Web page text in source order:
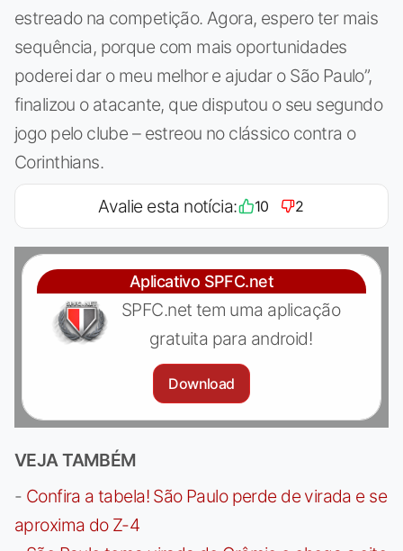
estreado na competição. Agora, espero ter mais
sequência, porque com mais oportunidades
poderei dar o meu melhor e ajudar o São Paulo”,
finalizou o atacante, que disputou o seu segundo
jogo pelo clube – estreou no clássico contra o
Corinthians.
Avalie esta notícia: 10 2
Aplicativo SPFC.net
SPFC.net tem uma aplicação
gratuita para android!
Download
VEJA TAMBÉM
- Confira a tabela! São Paulo perde de virada e se
aproxima do Z-4